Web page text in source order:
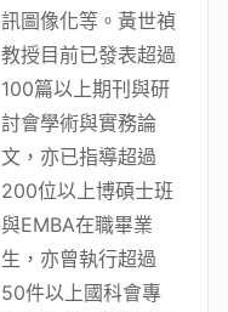
訊圖像化等。黃世禎
教授目前已發表超過
100篇以上期刊與研
討會學術與實務論
文，亦已指導超過
200位以上博碩士班
與EMBA在職畢業
生，亦曾執行超過
50件以上國科會專